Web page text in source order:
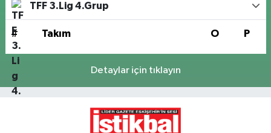
TFF 3.Lig 4.Grup
# Takım O P
Detaylar için tıklayın